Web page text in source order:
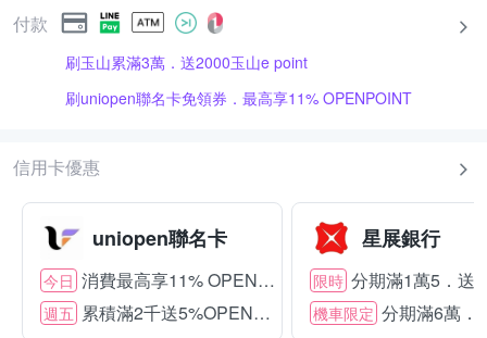
付款
刷玉山累滿3萬．送2000玉山e point
刷uniopen聯名卡免領券．最高享11% OPENPOINT
信用卡優惠
uniopen聯名卡
今日 消費最高享11% OPENPOINT
週五 累積滿2千送5%OPENPOINT
星展銀行
限時 分期滿1萬5．送
機車限定 分期滿6萬．